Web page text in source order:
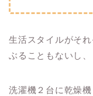
生活スタイルがそ
ぶることもないし、
洗濯機２台に乾燥